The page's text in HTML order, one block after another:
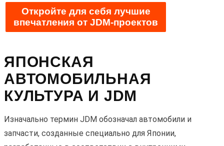
Откройте для себя лучшие
впечатления от JDM-проектов
ЯПОНСКАЯ
АВТОМОБИЛЬНАЯ
КУЛЬТУРА И JDM
Изначально термин JDM обозначал автомобили и
запчасти, созданные специально для Японии,